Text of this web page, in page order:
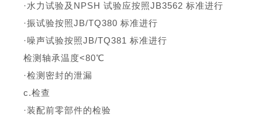
·水力试验及 NPSH 试验应按照JB3562 标准进行
·振试验按照JB/TQ380 标准进行
·噪声试验按照JB/TQ381 标准进行
检测轴承温度<80℃
·检测密封的泄漏
c.检查
·装配前零部件的检验